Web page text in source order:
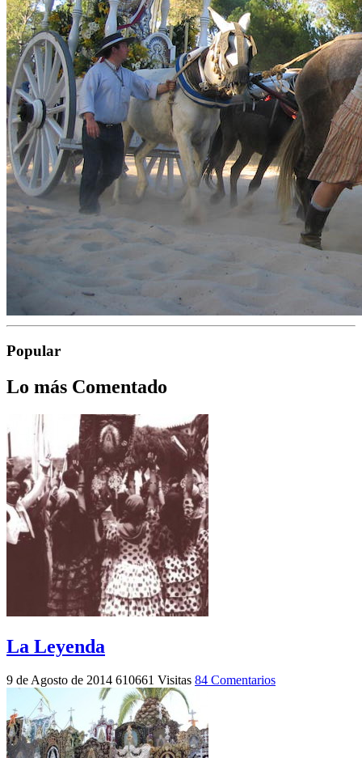
Popular
Lo más Comentado
La Leyenda
9 de Agosto de 2014 610661 Visitas 84 Comentarios